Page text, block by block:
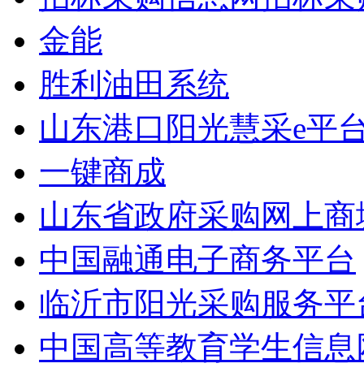
金能
胜利油田系统
山东港口阳光慧采e平
一键商成
山东省政府采购网上商
中国融通电子商务平台
临沂市阳光采购服务平
中国高等教育学生信